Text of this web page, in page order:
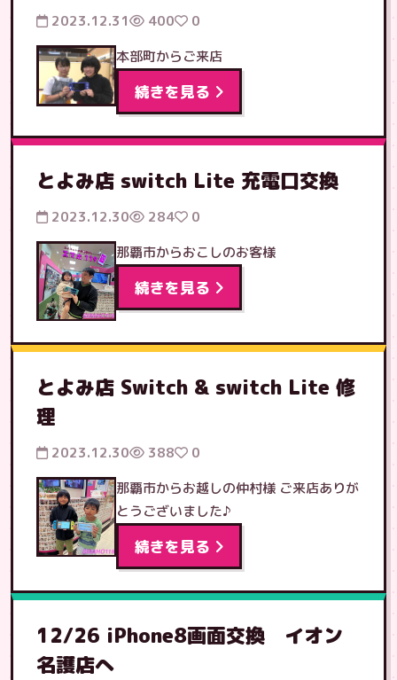
2023.12.31 400
0
本部町からご来店
続きを見る
とよみ店 switch Lite 充電口交換
2023.12.30 284
0
那覇市からおこしのお客様
続きを見る
とよみ店 Switch & switch Lite 修
理
2023.12.30 388
0
那覇市からお越しの仲村様 ご来店ありが
とうございました♪
続きを見る
12/26 iPhone8画面交換 イオン
名護店へ